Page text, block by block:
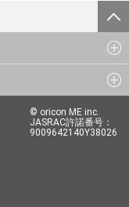
© oricon ME inc.
JASRAC許諾番号：
9009642140Y38026